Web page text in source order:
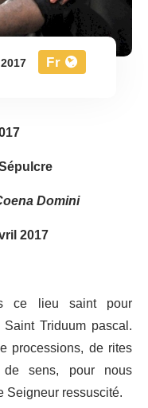
Fr
Domini
2017
ce lieu saint pour
Triduum pascal.
processions, de rites
sens, pour nous
ressuscité.